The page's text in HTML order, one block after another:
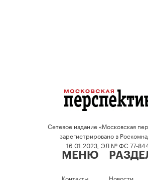
Сетевое издание «Московская
зарегистрировано в
16.01.2023, ЭЛ № ФС 77-
МЕНЮ
Контакты
Новости